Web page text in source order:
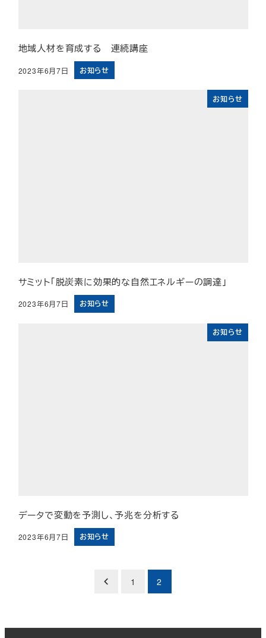
地域人材を育成する 連続講座
投稿日
2023年6月7日 お知らせ
お知らせ
サミット「脱炭素に効果的な自然エネルギーの調達」
投稿日
2023年6月7日 お知らせ
お知らせ
データで変動を予測し、予兆を分析する
投稿日
2023年6月7日 お知らせ
の
1 2